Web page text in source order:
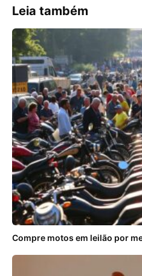
Leia também
Compre motos em leilão por